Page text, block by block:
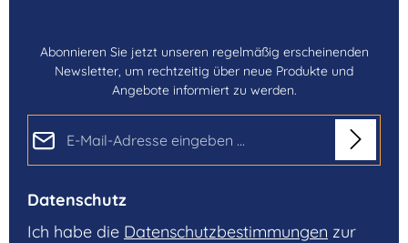
Abonnieren Sie jetzt unseren regelmäßig erscheinenden
Newsletter, um rechtzeitig über neue Produkte und
Angebote informiert zu werden.
Datenschutz
Ich habe die Datenschutzbestimmungen zur